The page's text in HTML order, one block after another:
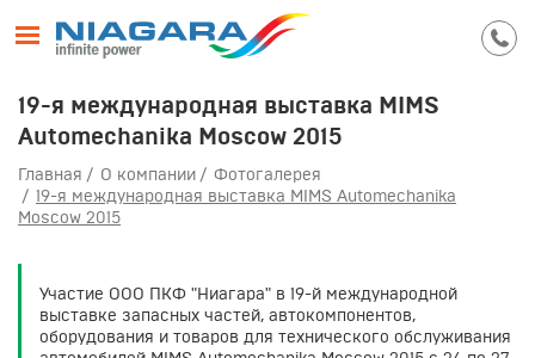
19-я международная выставка MIMS
Automechanika Moscow 2015
Главная О компании
Фотогалерея
19-я международная выставка MIMS Automechanika
Moscow 2015
Участие ООО ПКФ "Ниагара" в 19-й международной
выставке запасных частей, автокомпонентов,
оборудования и товаров для технического обслуживания